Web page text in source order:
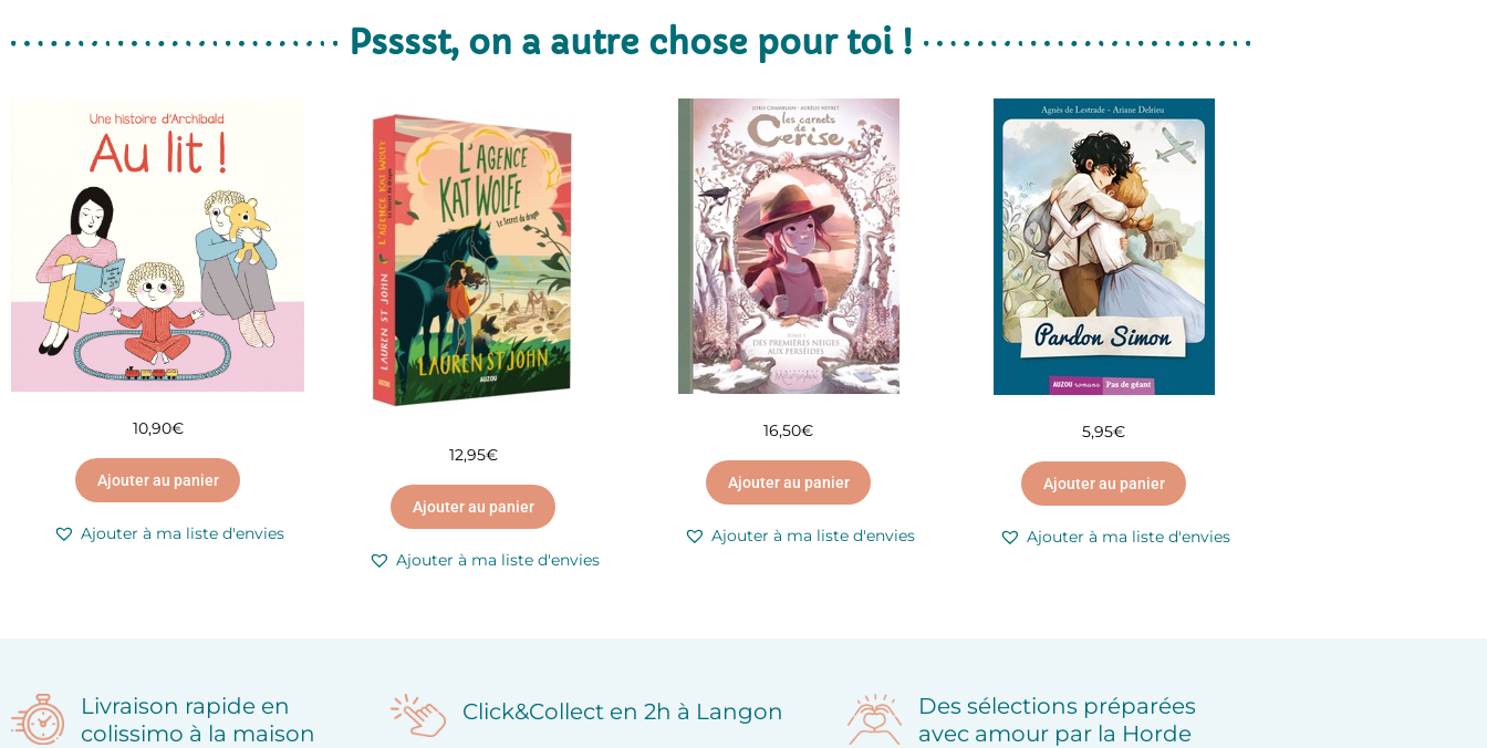
Psssst, on a autre chose pour toi !
10,90€
Ajouter au panier
Ajouter à ma liste d'envies
12,95€
Ajouter au panier
Ajouter à ma liste d'envies
16,50€
Ajouter au panier
Ajouter à ma liste d'envies
5,95€
Ajouter au panier
Ajouter à ma liste d'envies
Livraison rapide en
colissimo à la maison
Click&Collect en 2h à Langon
Des sélections préparées
avec amour par la Horde